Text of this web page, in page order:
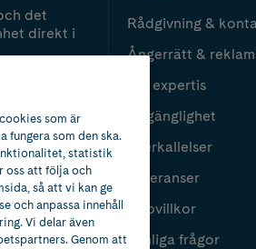
det
direkt i
Rådgivning &
Ångerrätt &
Vår expertis
Tillgänglighet
Återkallelser
Leveranser
Köpvillkor
Vanliga frågor
som är
fungera som den ska.
statistik
oss att följa och
så att vi kan ge
och anpassa innehåll
Vi delar även
Genom att